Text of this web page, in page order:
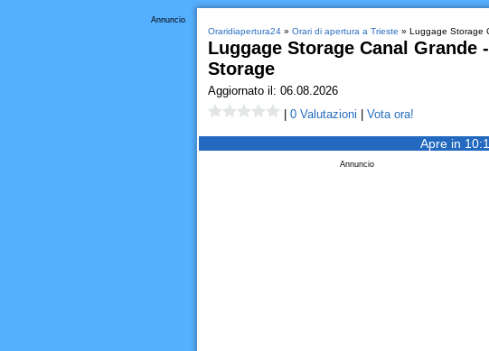
Annuncio
Oraridiapertura24» Orari di apertura a Trieste » Luggage Storage
Luggage Storage Canal Grande
Storage
Aggiornato il: 06.08.2026
0 Valutazioni Vota ora!
Apre in
Annuncio